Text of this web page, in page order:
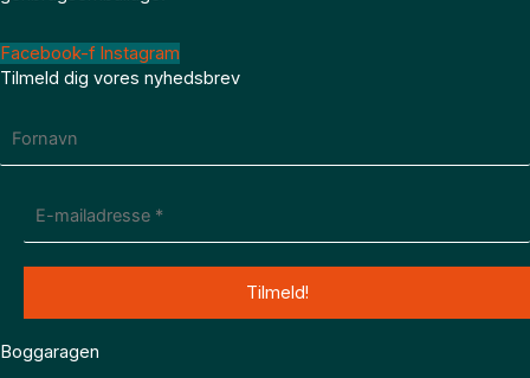
Facebook-f Instagram
Tilmeld dig vores nyhedsbrev
Boggaragen